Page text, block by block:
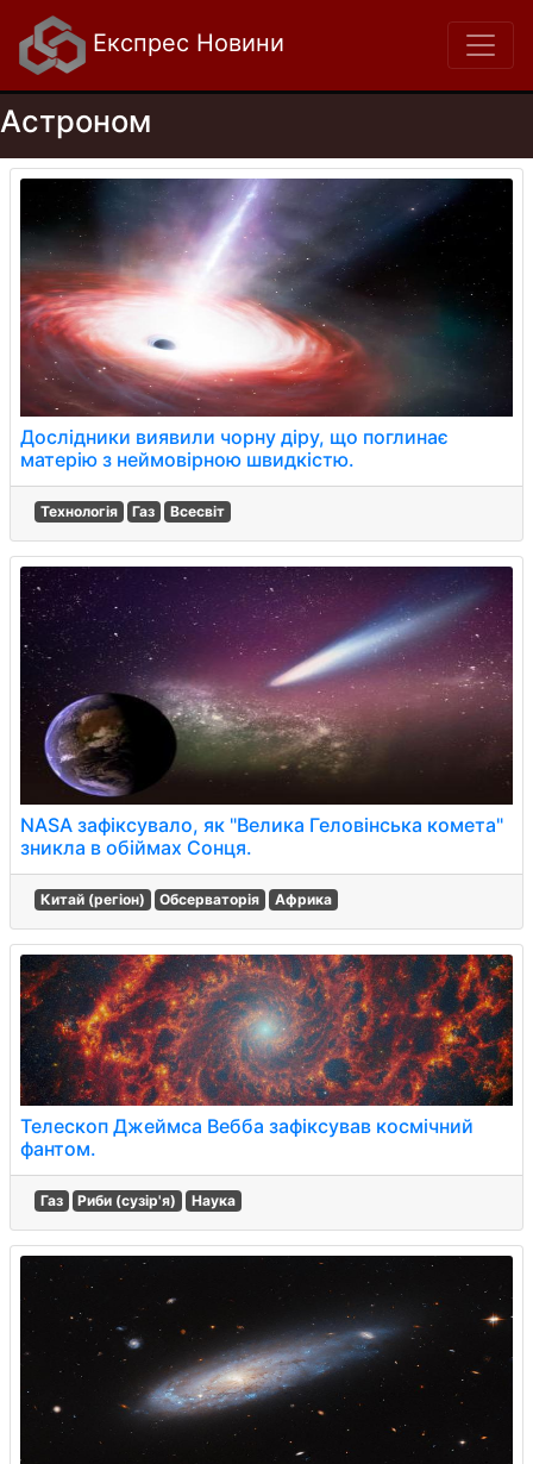
Експрес Новини
Астроном
Дослідники виявили чорну діру, що поглинає
матерію з неймовірною швидкістю.
Технологія Газ Всесвіт
NASA зафіксувало, як "Велика Геловінська комета"
зникла в обіймах Сонця.
Китай (регіон) Обсерваторія Африка
Телескоп Джеймса Вебба зафіксував космічний
фантом.
Газ Риби (сузір'я) Наука